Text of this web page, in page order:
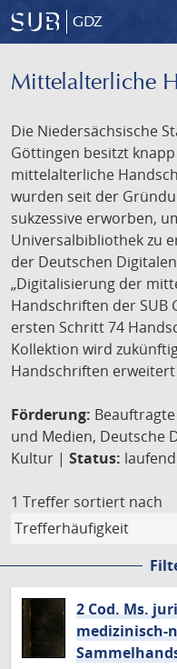
GDZ
Mittelalterliche
Die Niedersächsische
Göttingen besitzt
mittelalterliche
wurden seit der
sukzessive erworben,
Universalbibliothek zu
der Deutschen
„Digitalisierung der
Handschriften der SUB
ersten Schritt 74
Kollektion wird
Handschriften
Förderung:
und Medien, Deutsche
Kultur | Status: laufend
1 Treffer sortiert nach
2 Cod. Ms.